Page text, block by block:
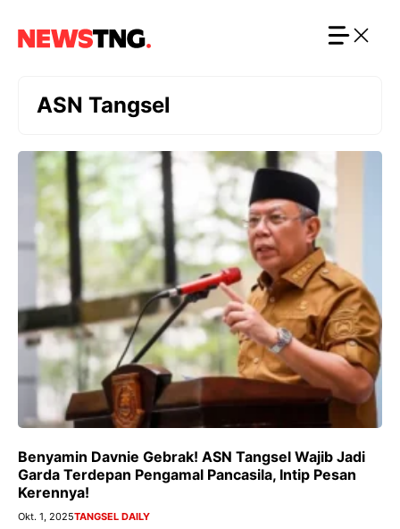
ASN Tangsel
Benyamin Davnie Gebrak! ASN Tangsel Wajib Jadi
Garda Terdepan Pengamal Pancasila, Intip Pesan
Kerennya!
Okt. 1, 2025TANGSEL DAILY